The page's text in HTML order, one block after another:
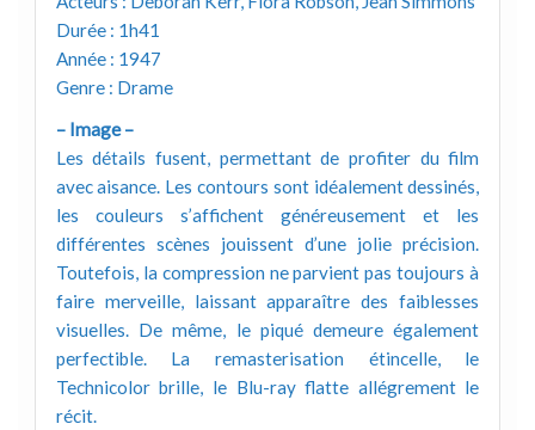
Durée : 1h41
Année : 1947
Genre : Drame
– Image –
Les détails fusent, permettant de profiter du film
avec aisance. Les contours sont idéalement dessinés,
les couleurs s’affichent généreusement et les
différentes scènes jouissent d’une jolie précision.
Toutefois, la compression ne parvient pas toujours à
faire merveille, laissant apparaître des faiblesses
visuelles. De même, le piqué demeure également
perfectible. La remasterisation étincelle, le
Technicolor brille, le Blu-ray flatte allégrement le
récit.